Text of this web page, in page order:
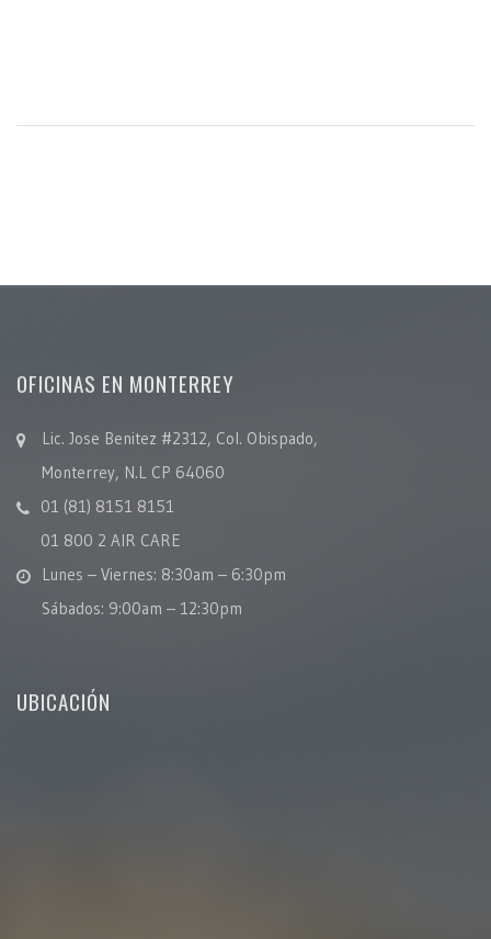
OFICINAS EN MONTERREY
Lic. Jose Benitez #2312, Col. Obispado,
Monterrey, N.L CP 64060
01 (81) 8151 8151
01 800 2 AIR CARE
Lunes – Viernes: 8:30am – 6:30pm
Sábados: 9:00am – 12:30pm
UBICACIÓN